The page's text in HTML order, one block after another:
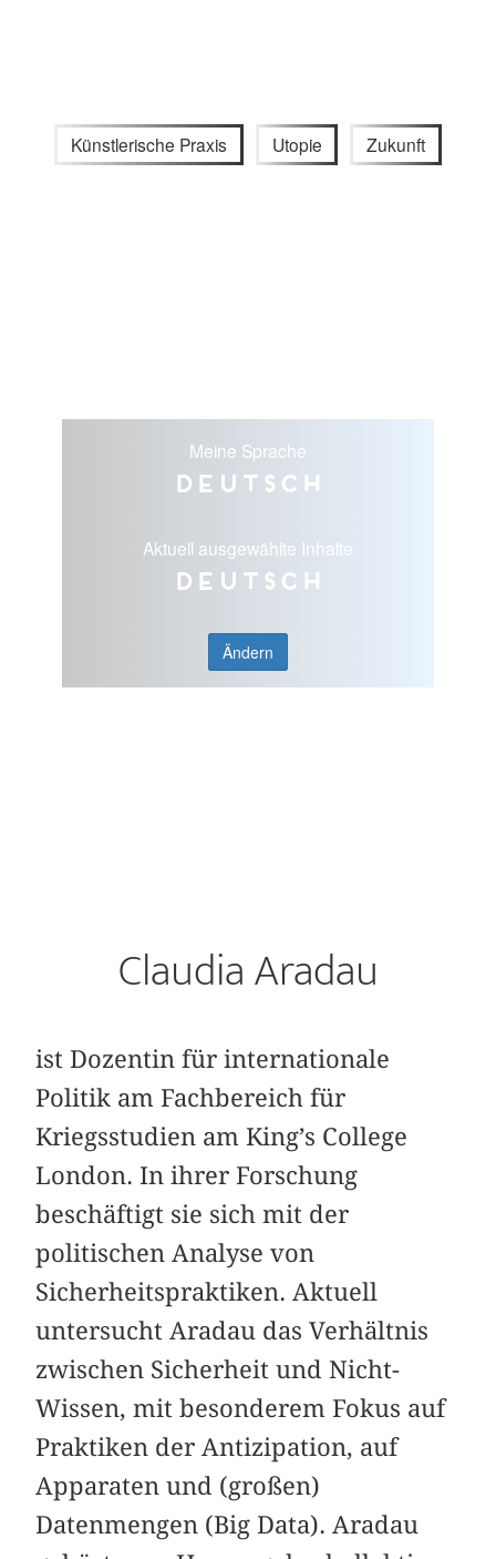
Künstlerische Praxis Utopie Zukunft
Meine Sprache
Deutsch
Aktuell ausgewählte Inhalte
Deutsch
Ändern
Claudia Aradau
ist Dozentin für internationale
Politik am Fachbereich für
Kriegsstudien am King’s College
London. In ihrer Forschung
beschäftigt sie sich mit der
politischen Analyse von
Sicherheitspraktiken. Aktuell
untersucht Aradau das Verhältnis
zwischen Sicherheit und Nicht-
Wissen, mit besonderem Fokus auf
Praktiken der Antizipation, auf
Apparaten und (großen)
Datenmengen (Big Data). Aradau